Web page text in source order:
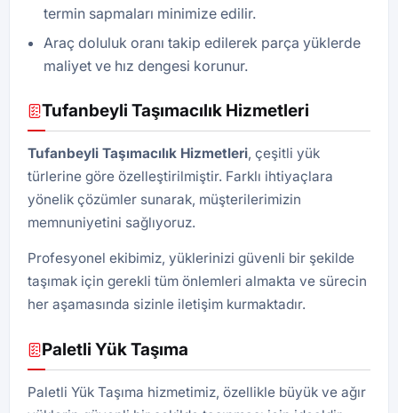
termin sapmaları minimize edilir.
Araç doluluk oranı takip edilerek parça yüklerde
maliyet ve hız dengesi korunur.
Tufanbeyli Taşımacılık Hizmetleri
Tufanbeyli Taşımacılık Hizmetleri, çeşitli yük
türlerine göre özelleştirilmiştir. Farklı ihtiyaçlara
yönelik çözümler sunarak, müşterilerimizin
memnuniyetini sağlıyoruz.
Profesyonel ekibimiz, yüklerinizi güvenli bir şekilde
taşımak için gerekli tüm önlemleri almakta ve sürecin
her aşamasında sizinle iletişim kurmaktadır.
Paletli Yük Taşıma
Paletli Yük Taşıma hizmetimiz, özellikle büyük ve ağır